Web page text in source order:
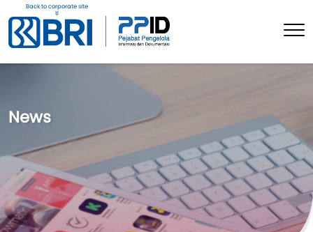
Back to corporate site
News